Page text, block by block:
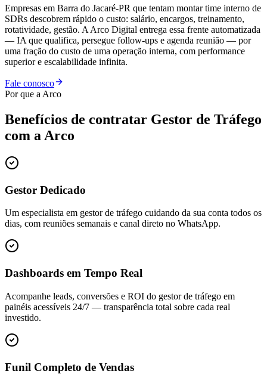
Empresas em Barra do Jacaré-PR que tentam montar time interno de
SDRs descobrem rápido o custo: salário, encargos, treinamento,
rotatividade, gestão. A Arco Digital entrega essa frente automatizada
— IA que qualifica, persegue follow-ups e agenda reunião — por
uma fração do custo de uma operação interna, com performance
superior e escalabilidade infinita.
Fale conosco
Por que a Arco
Benefícios de contratar Gestor de Tráfego
com a Arco
Gestor Dedicado
Um especialista em gestor de tráfego cuidando da sua conta todos os
dias, com reuniões semanais e canal direto no WhatsApp.
Dashboards em Tempo Real
Acompanhe leads, conversões e ROI do gestor de tráfego em
painéis acessíveis 24/7 — transparência total sobre cada real
investido.
Funil Completo de Vendas